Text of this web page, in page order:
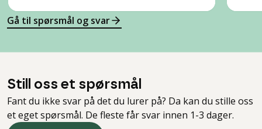
Gå til spørsmål og svar
Still oss et spørsmål
Fant du ikke svar på det du lurer på? Da kan du stille oss
et eget spørsmål. De fleste får svar innen 1-3 dager.